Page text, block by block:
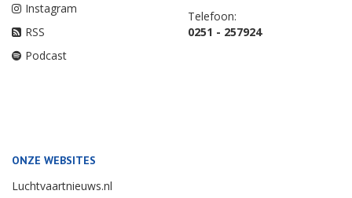
Instagram
RSS
Podcast
Telefoon:
0251 - 257924
ONZE WEBSITES
Luchtvaartnieuws.nl